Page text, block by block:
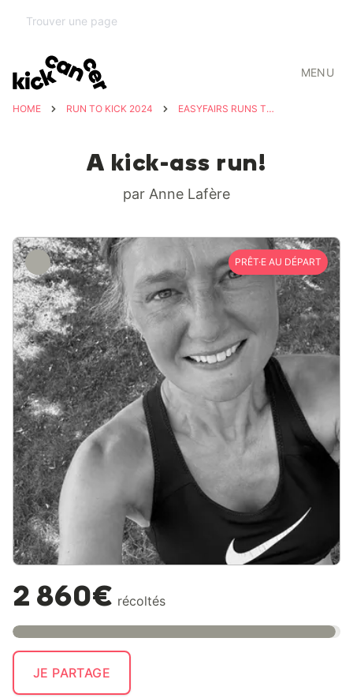
MENU
HOME RUN TO KICK 2024 EASYFAIRS RUNS TO KICK CANCER
A kick-ass run!
par Anne Lafère
PRÊT·E AU DÉPART
2 860€ récoltés
JE PARTAGE